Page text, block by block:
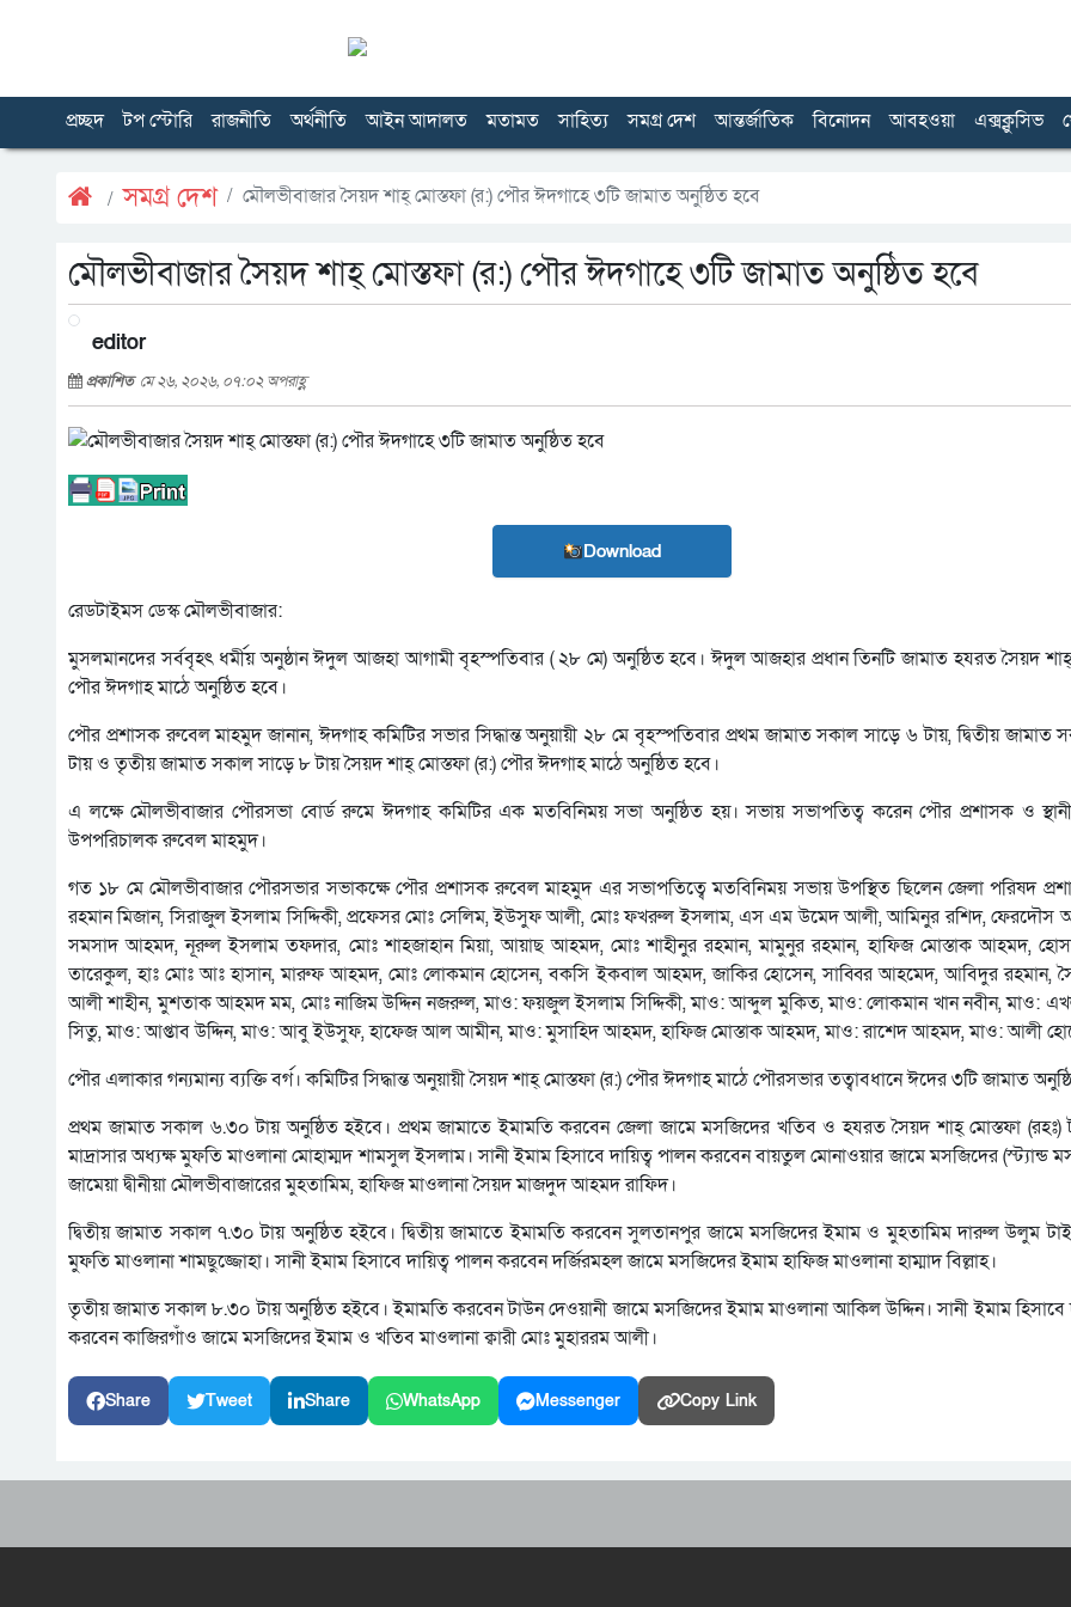
প্রচ্ছদ টপ স্টোরি রাজনীতি অর্থনীতি আইন আদালত মতামত সাহিত্য সমগ্র দেশ আন্তর্জাতিক বিনোদন আবহওয়া এক্সক্লুসিভ
সমগ্র দেশ মৌলভীবাজার সৈয়দ শাহ্ মোস্তফা (র:) পৌর ঈদগাহে ৩টি জামাত অনুষ্ঠিত হবে
মৌলভীবাজার সৈয়দ শাহ্ মোস্তফা (র:) পৌর ঈদগাহে ৩টি জামাত অনুষ্ঠিত হবে
editor
প্রকাশিত মে ২৬, ২০২৬, ০৭:০২ অপরাহ্ণ
Download
রেডটাইমস ডেস্ক মৌলভীবাজার:
মুসলমানদের সর্ববৃহৎ ধর্মীয় অনুষ্ঠান ঈদুল আজহা আগামী বৃহস্পতিবার ( ২৮ মে) অনুষ্ঠিত হবে। ঈদুল আজহার প্রধান তিনটি জামাত হযরত সৈয়দ
পৌর ঈদগাহ মাঠে অনুষ্ঠিত হবে।
পৌর প্রশাসক রুবেল মাহমুদ জানান, ঈদগাহ কমিটির সভার সিদ্ধান্ত অনুয়ায়ী ২৮ মে বৃহস্পতিবার প্রথম জামাত সকাল সাড়ে ৬ টায়, দ্বিতীয় জামাত
টায় ও তৃতীয় জামাত সকাল সাড়ে ৮ টায় সৈয়দ শাহ্ মোস্তফা (র:) পৌর ঈদগাহ মাঠে অনুষ্ঠিত হবে।
এ লক্ষে মৌলভীবাজার পৌরসভা বোর্ড রুমে ঈদগাহ কমিটির এক মতবিনিময় সভা অনুষ্ঠিত হয়। সভায় সভাপতিত্ব করেন পৌর প্রশাসক ও
উপপরিচালক রুবেল মাহমুদ।
গত ১৮ মে মৌলভীবাজার পৌরসভার সভাকক্ষে পৌর প্রশাসক রুবেল মাহমুদ এর সভাপতিত্বে মতবিনিময় সভায় উপস্থিত ছিলেন জেলা পরিষদ
রহমান মিজান, সিরাজুল ইসলাম সিদ্দিকী, প্রফেসর মোঃ সেলিম, ইউসুফ আলী, মোঃ ফখরুল ইসলাম, এস এম উমেদ আলী, আমিনুর রশিদ, ফেরদৌস
সমসাদ আহমদ, নূরুল ইসলাম তফদার, মোঃ শাহজাহান মিয়া, আয়াছ আহমদ, মোঃ শাহীনুর রহমান, মামুনুর রহমান, হাফিজ মোস্তাক আহমদ,
তারেকুল, হাঃ মোঃ আঃ হাসান, মারুফ আহমদ, মোঃ লোকমান হোসেন, বকসি ইকবাল আহমদ, জাকির হোসেন, সাব্বির আহমেদ, আবিদুর রহমান,
আলী শাহীন, মুশতাক আহমদ মম, মোঃ নাজিম উদ্দিন নজরুল, মাও: ফয়জুল ইসলাম সিদ্দিকী, মাও: আব্দুল মুকিত, মাও: লোকমান খান নবীন, মাও:
সিতু, মাও: আপ্তাব উদ্দিন, মাও: আবু ইউসুফ, হাফেজ আল আমীন, মাও: মুসাহিদ আহমদ, হাফিজ মোস্তাক আহমদ, মাও: রাশেদ আহমদ, মাও: আলী
পৌর এলাকার গন্যমান্য ব্যক্তি বর্গ। কমিটির সিদ্ধান্ত অনুয়ায়ী সৈয়দ শাহ্ মোস্তফা (র:) পৌর ঈদগাহ মাঠে পৌরসভার তত্বাবধানে ঈদের ৩টি জামাত
প্রথম জামাত সকাল ৬.৩০ টায় অনুষ্ঠিত হইবে। প্রথম জামাতে ইমামতি করবেন জেলা জামে মসজিদের খতিব ও হযরত সৈয়দ শাহ্ মোস্তফা (রহঃ)
মাদ্রাসার অধ্যক্ষ মুফতি মাওলানা মোহাম্মদ শামসুল ইসলাম। সানী ইমাম হিসাবে দায়িত্ব পালন করবেন বায়তুল মোনাওয়ার জামে মসজিদের (স্ট্যান্ড
জামেয়া দ্বীনীয়া মৌলভীবাজারের মুহতামিম, হাফিজ মাওলানা সৈয়দ মাজদুদ আহমদ রাফিদ।
দ্বিতীয় জামাত সকাল ৭.৩০ টায় অনুষ্ঠিত হইবে। দ্বিতীয় জামাতে ইমামতি করবেন সুলতানপুর জামে মসজিদের ইমাম ও মুহতামিম দারুল উলুম
মুফতি মাওলানা শামছুজ্জোহা। সানী ইমাম হিসাবে দায়িত্ব পালন করবেন দর্জিরমহল জামে মসজিদের ইমাম হাফিজ মাওলানা হাম্মাদ বিল্লাহ।
তৃতীয় জামাত সকাল ৮.৩০ টায় অনুষ্ঠিত হইবে। ইমামতি করবেন টাউন দেওয়ানী জামে মসজিদের ইমাম মাওলানা আকিল উদ্দিন। সানী ইমাম হিসাবে
করবেন কাজিরগাঁও জামে মসজিদের ইমাম ও খতিব মাওলানা ক্বারী মোঃ মুহাররম আলী।
Share Tweet Share WhatsApp Messenger Copy Link